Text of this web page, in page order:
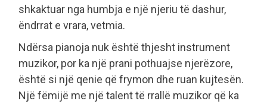
shkaktuar nga humbja e një njeriu të dashur,
ëndrrat e vrara, vetmia.
Ndërsa pianoja nuk është thjesht instrument
muzikor, por ka një prani pothuajse njerëzore,
është si një qenie që frymon dhe ruan kujtesën.
Një fëmijë me një talent të rrallë muzikor që ka